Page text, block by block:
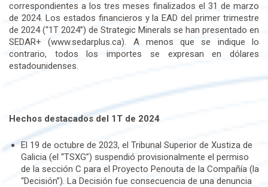
correspondientes a los tres meses finalizados el 31 de marzo
de 2024. Los estados financieros y la EAD del primer trimestre
de 2024 (“1T 2024”) de Strategic Minerals se han presentado en
SEDAR+ (www.sedarplus.ca). A menos que se indique lo
contrario, todos los importes se expresan en dólares
estadounidenses.
Hechos destacados del 1T de 2024
El 19 de octubre de 2023, el Tribunal Superior de Xustiza de
Galicia (el “TSXG”) suspendió provisionalmente el permiso
de la sección C para el Proyecto Penouta de la Compañía (la
“Decisión”). La Decisión fue consecuencia de una denuncia